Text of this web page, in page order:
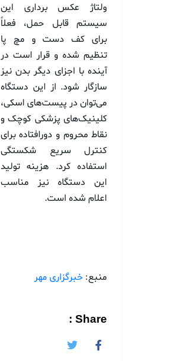
ولتاژ عکس برداری این
سیستم قابل حمل، فعلاً
برای کف دست و مچ پا
تنظیم شده و قرار است در
آینده با اجزای دیگر بدن نیز
سازگار شود. از این دستگاه
می‌توان در پیست‌های اسکی،
کلینیک‌های پزشکی کوچک و
نقاط محروم و دورافتاده برای
کنترل سریع شکستگی
استفاده کرد. هزینه تولید
این دستگاه نیز مناسب
اعلام شده است.
منبع: خبرگزاری مهر
Share :